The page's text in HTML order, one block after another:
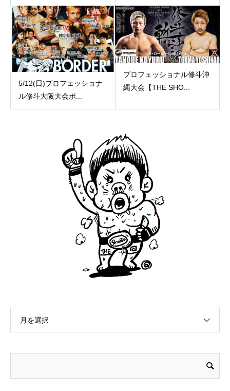
5/12(日)プロフェッショナ
ル修斗大阪大会ポ...
プロフェッショナル修斗沖
縄大会【THE SHO...
月を選択